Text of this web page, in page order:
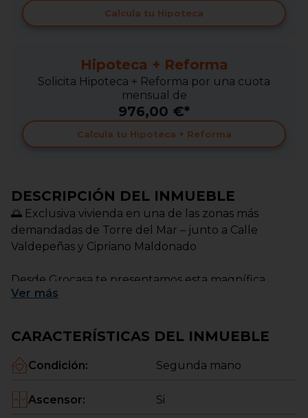
Calcula tu Hipoteca
Hipoteca + Reforma
Solicita Hipoteca + Reforma por una cuota
mensual de
976,00 €*
Calcula tu Hipoteca + Reforma
DESCRIPCIÓN DEL INMUEBLE
🌅 Exclusiva vivienda en una de las zonas más
demandadas de Torre del Mar – junto a Calle
Valdepeñas y Cipriano Maldonado
Desde Grocasa te presentamos esta magnífica
oportunidad de vivir en una ubicación privilegiada
pocos minutos de la playa.
La vivienda, situada en una cuarta planta con
luminosidad y orientación sureste, lo que garantiza
luz natural durante gran parte del día y una
Ver más
CARACTERÍSTICAS DEL INMUEBLE
Condición: Segunda mano
Ascensor: Si